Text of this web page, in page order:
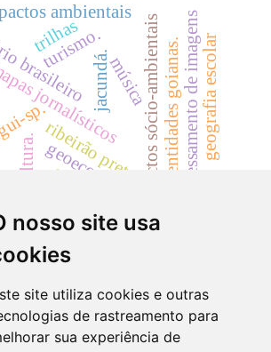
nosso site usa
site utiliza cookies e outras
de rastreamento para
sua experiência de
jornalísticos
sp. impactos sócio-ambientais
jacundá.
ribeirão preto.
cultura.
brasileiro identidades goianas.
geoeconomia
turismo.
trilhas
ambientais
escola processamento de imagens
música geografia escolar